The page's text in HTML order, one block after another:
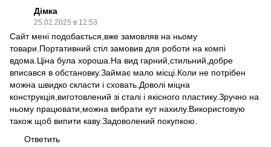
Дімка
25.02.2025 в 12:53
Сайт мені подобається,вже замовляв на ньому
товари.Портативний стіл замовив для роботи на компі
вдома.Ціна була хороша.На вид гарний,стильний,добре
вписався в обстановку.Займає мало місці.Коли не потрібен
можна швидко скласти і сховать.Доволі міцна
конструкція,виготовлений зі сталі і якісного пластику.Зручно на
ньому працювати,можна вибрати кут нахилу.Використовую
також щоб випити каву.Задоволений покупкою.
Ответить